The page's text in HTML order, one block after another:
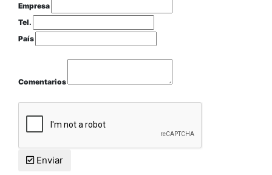
Empresa
Tel.
País
Comentarios
Enviar